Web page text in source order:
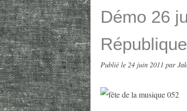
Démo 26
Publié le 24 juin 2011 par